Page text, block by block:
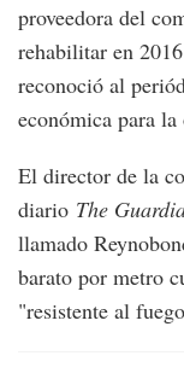
proveedora del
rehabilitar en
reconoció al
económica para la
El director de la
diario The
llamado
barato por metro
"resistente al